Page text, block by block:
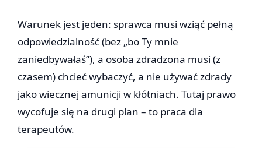
Warunek jest jeden: sprawca musi wziąć pełną
odpowiedzialność (bez „bo Ty mnie
zaniedbywałaś”), a osoba zdradzona musi (z
czasem) chcieć wybaczyć, a nie używać zdrady
jako wiecznej amunicji w kłótniach. Tutaj prawo
wycofuje się na drugi plan – to praca dla
terapeutów.